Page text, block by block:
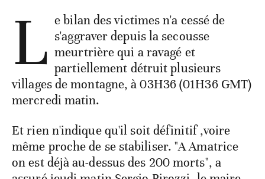
L e bilan des victimes n'a cessé de
s'aggraver depuis la secousse
meurtrière qui a ravagé et
partiellement détruit plusieurs
villages de montagne, à 03H36 (01H36 GMT)
mercredi matin.
Et rien n'indique qu'il soit définitif ,voire
même proche de se stabiliser. "A Amatrice
on est déjà au-dessus des 200 morts", a